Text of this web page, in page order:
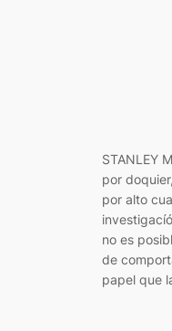
STANLEY
por
por alto
no es
de
papel que